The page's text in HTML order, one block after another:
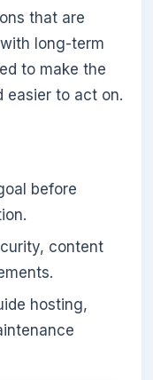
that are
long-term
to make the
easier to act on.
before
content
hosting,